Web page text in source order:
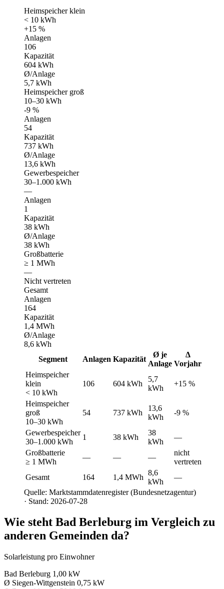
Heimspeicher klein
< 10 kWh
+15 %
Anlagen
106
Kapazität
604 kWh
Ø/Anlage
5,7 kWh
Heimspeicher groß
10–30 kWh
-9 %
Anlagen
54
Kapazität
737 kWh
Ø/Anlage
13,6 kWh
Gewerbespeicher
30–1.000 kWh
—
Anlagen
1
Kapazität
38 kWh
Ø/Anlage
38 kWh
Großbatterie
≥ 1 MWh
—
Nicht vertreten
Gesamt
Anlagen
164
Kapazität
1,4 MWh
Ø/Anlage
8,6 kWh
Segment
Anlagen Kapazität
Ø je
Anlage
Δ
Vorjahr
Heimspeicher
klein
< 10 kWh
106 604 kWh
5,7
kWh
+15 %
Heimspeicher
groß
10–30 kWh
54 737 kWh
13,6
kWh
-9 %
Gewerbespeicher
30–1.000 kWh
1 38 kWh
38
kWh
—
Großbatterie
≥ 1 MWh
— — —
nicht
vertreten
Gesamt
164 1,4 MWh
8,6
kWh
—
Quelle: Marktstammdatenregister (Bundesnetzagentur)
· Stand: 2026-07-28
Wie steht Bad Berleburg im Vergleich zu
anderen Gemeinden da?
Solarleistung pro Einwohner
Bad Berleburg 1,00 kW
Ø Siegen-Wittgenstein 0,75 kW